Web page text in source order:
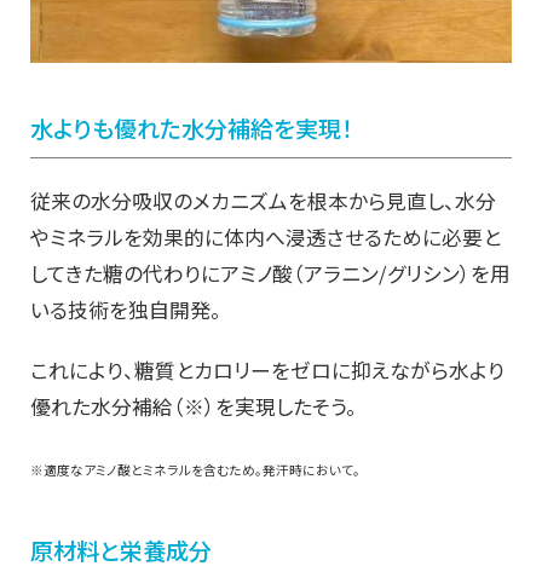
水よりも優れた水分補給を実現！
従来の水分吸収のメカニズムを根本から見直し、水分
やミネラルを効果的に体内へ浸透させるために必要と
してきた糖の代わりにアミノ酸（アラニン/グリシン）を用
いる技術を独自開発。
これにより、糖質とカロリーをゼロに抑えながら水より
優れた水分補給（※）を実現したそう。
※適度なアミノ酸とミネラルを含むため。発汗時において。
原材料と栄養成分